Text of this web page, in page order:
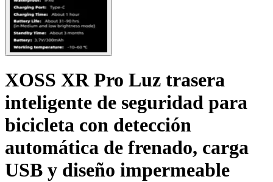
XOSS XR Pro Luz trasera
inteligente de seguridad para
bicicleta con detección
automática de frenado, carga
USB y diseño impermeable